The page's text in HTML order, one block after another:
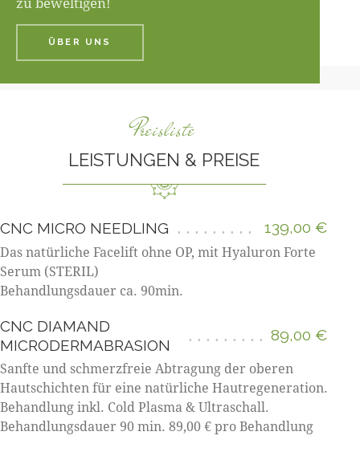
ÜBER UNS
Preisliste
LEISTUNGEN & PREISE
CNC MICRO NEEDLING 139,00 €
Das natürliche Facelift ohne OP, mit Hyaluron Forte
Serum (STERIL)
Behandlungsdauer ca. 90min.
CNC DIAMAND
MICRODERMABRASION
89,00 €
Sanfte und schmerzfreie Abtragung der oberen
Hautschichten für eine natürliche Hautregeneration.
Behandlung inkl. Cold Plasma & Ultraschall.
Behandlungsdauer 90 min. 89,00 € pro Behandlung